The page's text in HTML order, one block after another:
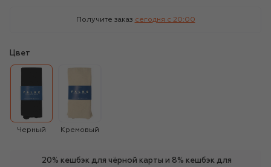
Получите заказ сегодня c 20:00
Цвет
Черный Кремовый
20% кешбэк для чёрной карты и 8% кешбэк для